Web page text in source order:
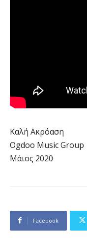
Καλή Ακρόαση
Ogdoo Music Group
Μάιος 2020
Facebook